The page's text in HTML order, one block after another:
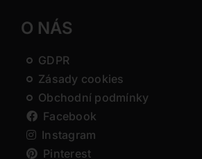
O NÁS
GDPR
Zásady cookies
Obchodní podmínky
Facebook
Instagram
Pinterest